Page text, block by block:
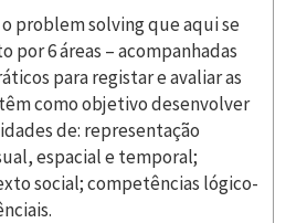
problem solving que aqui se
por 6 áreas – acompanhadas
para registar e avaliar as
como objetivo desenvolver
de: representação
espacial e temporal;
social; competências lógico-